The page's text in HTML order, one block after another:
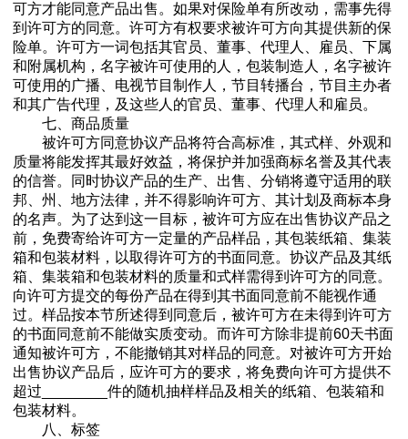
可方才能同意产品出售。如果对保险单有所改动，需事先得
到许可方的同意。许可方有权要求被许可方向其提供新的保
险单。许可方一词包括其官员、董事、代理人、雇员、下属
和附属机构，名字被许可使用的人，包装制造人，名字被许
可使用的广播、电视节目制作人，节目转播台，节目主办者
和其广告代理，及这些人的官员、董事、代理人和雇员。
七、商品质量
被许可方同意协议产品将符合高标准，其式样、外观和
质量将能发挥其最好效益，将保护并加强商标名誉及其代表
的信誉。同时协议产品的生产、出售、分销将遵守适用的联
邦、州、地方法律，并不得影响许可方、其计划及商标本身
的名声。为了达到这一目标，被许可方应在出售协议产品之
前，免费寄给许可方一定量的产品样品，其包装纸箱、集装
箱和包装材料，以取得许可方的书面同意。协议产品及其纸
箱、集装箱和包装材料的质量和式样需得到许可方的同意。
向许可方提交的每份产品在得到其书面同意前不能视作通
过。样品按本节所述得到同意后，被许可方在未得到许可方
的书面同意前不能做实质变动。而许可方除非提前60天书面
通知被许可方，不能撤销其对样品的同意。对被许可方开始
出售协议产品后，应许可方的要求，将免费向许可方提供不
超过________件的随机抽样样品及相关的纸箱、包装箱和
包装材料。
八、标签